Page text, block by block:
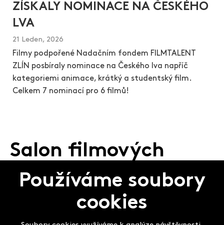
ZÍSKALY NOMINACE NA ČESKÉHO
LVA
21 Leden, 2026
Filmy podpořené Nadačním fondem FILMTALENT
ZLÍN posbíraly nominace na Českého lva napříč
kategoriemi animace, krátký a studentský film.
Celkem 7 nominací pro 6 filmů!
Salon filmových
klapek
Používáme soubory
cookies